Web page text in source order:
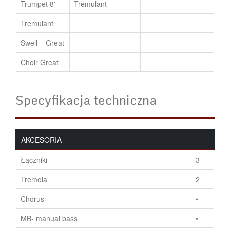
Trumpet 8'
Tremulant
Tremulant
Swell – Great
Choir Great
Specyfikacja techniczna
AKCESORIA
Łączniki
3
Tremola
2
Chorus
•
MB- manual bass
•